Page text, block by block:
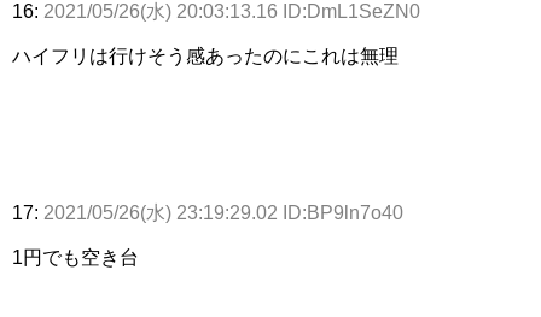
16: 2021/05/26(水) 20:03:13.16 ID:DmL1SeZN0
ハイフリは行けそう感あったのにこれは無理
17: 2021/05/26(水) 23:19:29.02 ID:BP9ln7o40
1円でも空き台